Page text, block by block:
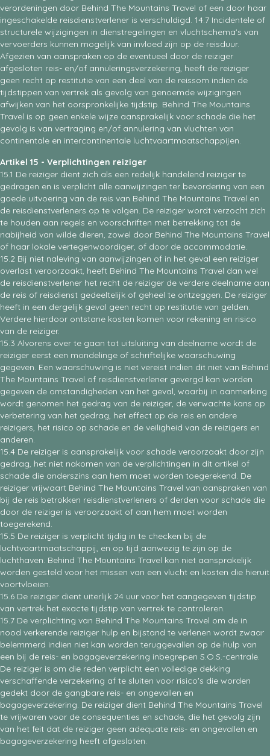
verordeningen door Behind The Mountains Travel of een door haar
ingeschakelde reisdienstverlener is verschuldigd. 14.7 Incidentele of
structurele wijzigingen in dienstregelingen en vluchtschema's van
vervoerders kunnen mogelijk van invloed zijn op de reisduur.
Afgezien van aanspraken op de eventueel door de reiziger
afgesloten reis- en/of annuleringsverzekering, heeft de reiziger
geen recht op restitutie van een deel van de reissom indien de
tijdstippen van vertrek als gevolg van genoemde wijzigingen
afwijken van het oorspronkelijke tijdstip. Behind The Mountains
Travel is op geen enkele wijze aansprakelijk voor schade die het
gevolg is van vertraging en/of annulering van vluchten van
continentale en intercontinentale luchtvaartmaatschappijen.
Artikel 15 - Verplichtingen reiziger
15.1 De reiziger dient zich als een redelijk handelend reiziger te
gedragen en is verplicht alle aanwijzingen ter bevordering van een
goede uitvoering van de reis van Behind The Mountains Travel en
de reisdienstverleners op te volgen. De reiziger wordt verzocht zich
te houden aan regels en voorschriften met betrekking tot de
nabijheid van wilde dieren, zowel door Behind The Mountains Travel
of haar lokale vertegenwoordiger, of door de accommodatie.
15.2 Bij niet naleving van aanwijzingen of in het geval een reiziger
overlast veroorzaakt, heeft Behind The Mountains Travel dan wel
de reisdienstverlener het recht de reiziger de verdere deelname aan
de reis of reisdienst gedeeltelijk of geheel te ontzeggen. De reiziger
heeft in een dergelijk geval geen recht op restitutie van gelden.
Verdere hierdoor ontstane kosten komen voor rekening en risico
van de reiziger.
15.3 Alvorens over te gaan tot uitsluiting van deelname wordt de
reiziger eerst een mondelinge of schriftelijke waarschuwing
gegeven. Een waarschuwing is niet vereist indien dit niet van Behind
The Mountains Travel of reisdienstverlener gevergd kan worden
gegeven de omstandigheden van het geval, waarbij in aanmerking
wordt genomen het gedrag van de reiziger, de verwachte kans op
verbetering van het gedrag, het effect op de reis en andere
reizigers, het risico op schade en de veiligheid van de reizigers en
anderen.
15.4 De reiziger is aansprakelijk voor schade veroorzaakt door zijn
gedrag, het niet nakomen van de verplichtingen in dit artikel of
schade die anderszins aan hem moet worden toegerekend. De
reiziger vrijwaart Behind The Mountains Travel van aanspraken van
bij de reis betrokken reisdienstverleners of derden voor schade die
door de reiziger is veroorzaakt of aan hem moet worden
toegerekend.
15.5 De reiziger is verplicht tijdig in te checken bij de
luchtvaartmaatschappij, en op tijd aanwezig te zijn op de
luchthaven. Behind The Mountains Travel kan niet aansprakelijk
worden gesteld voor het missen van een vlucht en kosten die hieruit
voortvloeien.
15.6 De reiziger dient uiterlijk 24 uur voor het aangegeven tijdstip
van vertrek het exacte tijdstip van vertrek te controleren.
15.7 De verplichting van Behind The Mountains Travel om de in
nood verkerende reiziger hulp en bijstand te verlenen wordt zwaar
belemmerd indien niet kan worden teruggevallen op de hulp van
een bij de reis- en bagageverzekering inbegrepen S.O.S.-centrale.
De reiziger is om die reden verplicht een volledige dekking
verschaffende verzekering af te sluiten voor risico's die worden
gedekt door de gangbare reis- en ongevallen en
bagageverzekering. De reiziger dient Behind The Mountains Travel
te vrijwaren voor de consequenties en schade, die het gevolg zijn
van het feit dat de reiziger geen adequate reis- en ongevallen en
bagageverzekering heeft afgesloten.